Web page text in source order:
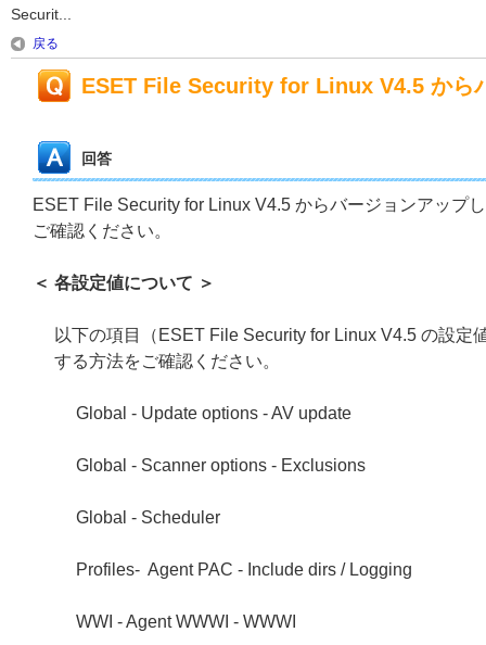
Securit...
戻る
ESET File Security for Linux V4.5 から
回答
ESET File Security for Linux V4.5 からバージョンアップ
ご確認ください。
＜ 各設定値について ＞
以下の項目（ESET File Security for Linux V4.5 の設
する方法をご確認ください。
Global - Update options - AV update
Global - Scanner options - Exclusions
Global - Scheduler
Profiles- Agent PAC - Include dirs / Logging
WWI - Agent WWWI - WWWI